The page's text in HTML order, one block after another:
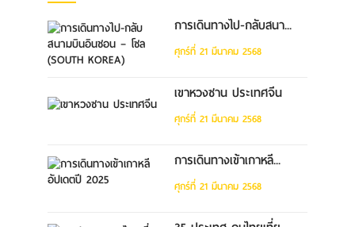
การเดินทางไป-กลับสนา...
ศุกร์ที่ 21 มีนาคม 2568
เขาหวงซาน ประเทศจีน
ศุกร์ที่ 21 มีนาคม 2568
การเดินทางเข้าเกาหลี...
ศุกร์ที่ 21 มีนาคม 2568